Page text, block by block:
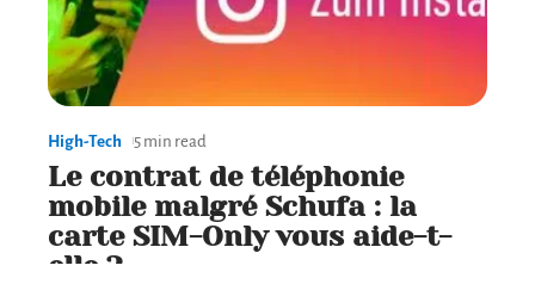
High-Tech 5 min read
Le contrat de téléphonie
mobile malgré Schufa : la
carte SIM-Only vous aide-t-
elle ?